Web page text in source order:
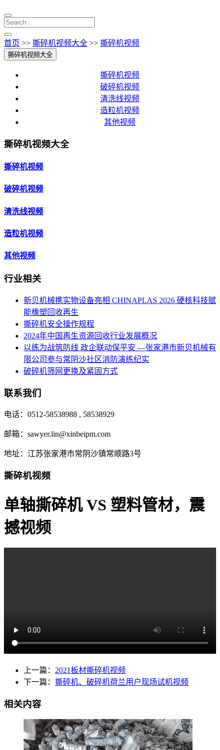
首页 >> 撕碎机视频大全 >> 撕碎机视频
撕碎机视频大全
撕碎机视频
破碎机视频
清洗线视频
造粒机视频
其他视频
撕碎机视频大全
撕碎机视频
破碎机视频
清洗线视频
造粒机视频
其他视频
行业相关
新贝机械携实物设备亮相 CHINAPLAS 2026 硬核科技赋
能橡塑回收再生
撕碎机安全操作规程
2024年中国再生资源回收行业发展概况
以练为战筑防线 政企联动保平安 —张家港市新贝机械有
限公司参与常阴沙社区消防演练纪实
破碎机筛网更换及紧固方式
联系我们
电话：0512-58538988 , 58538929
邮箱：sawyer.lin@xinbeipm.com
地址：江苏张家港市常阴沙镇常顺路3号
撕碎机视频
单轴撕碎机 VS 塑料管材，震
撼视频
上一篇： 2021板材撕碎机视频
下一篇： 撕碎机、破碎机荷兰用户现场试机视频
相关内容